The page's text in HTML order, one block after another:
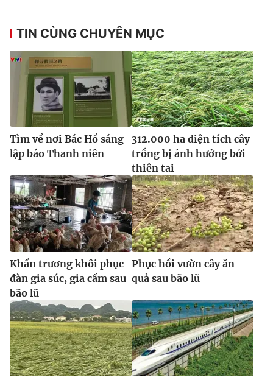
TIN CÙNG CHUYÊN MỤC
Tìm về nơi Bác Hồ sáng
lập báo Thanh niên
312.000 ha diện tích cây
trồng bị ảnh hưởng bởi
thiên tai
Khẩn trương khôi phục
đàn gia súc, gia cầm sau
bão lũ
Phục hồi vườn cây ăn
quả sau bão lũ